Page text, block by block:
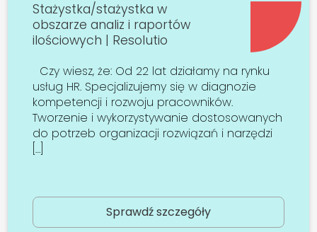
Stażystka/stażystka w
obszarze analiz i raportów
ilościowych | Resolutio
Czy wiesz, że: Od 22 lat działamy na rynku
usług HR. Specjalizujemy się w diagnozie
kompetencji i rozwoju pracowników.
Tworzenie i wykorzystywanie dostosowanych
do potrzeb organizacji rozwiązań i narzędzi
[…]
Sprawdź szczegóły